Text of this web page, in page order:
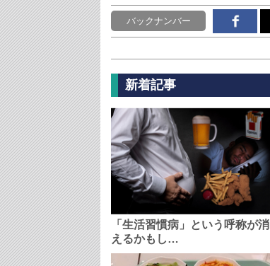
バックナンバー
新着記事
「生活習慣病」という呼称が消
えるかもし…